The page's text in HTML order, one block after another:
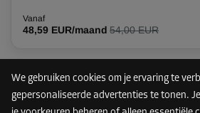
We gebruiken cookies om je ervaring te
gepersonaliseerde advertenties te tonen.
-10%
108,89 EUR/maand
Vanaf
48,59 EUR/maand 54,00 EUR
Nog maar 5 units vrij